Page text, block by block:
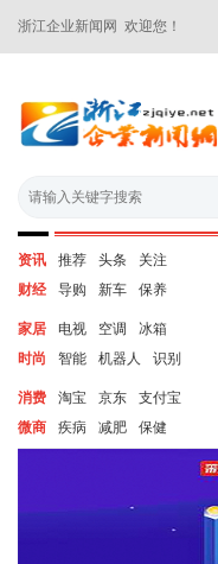
浙江企业新闻网 欢迎您！
资讯 推荐 头条
关注
财经
导购 新车 保养
家居 电视 空调
冰箱
时尚
智能 机器人 识别
消费 淘宝 京东
支付宝
微商
疾病 减肥 保健